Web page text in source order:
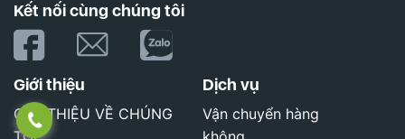
Kết nối cùng chúng tôi
Giới thiệu
GIỚI THIỆU VỀ CHÚNG
Dịch vụ
Vận chuyển hàng